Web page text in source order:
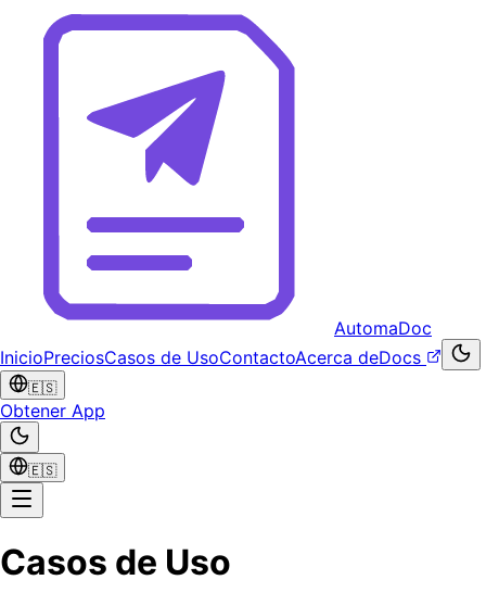
AutomaDoc
InicioPreciosCasos de UsoContactoAcerca deDocs
🇪🇸
Obtener App
🇪🇸
Casos de Uso